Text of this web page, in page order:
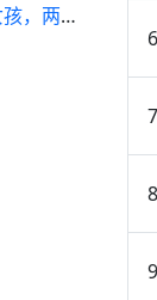
沉稳含蓄的少年邂逅了温柔坚定的女孩，两人互相吸引，逐渐靠近…